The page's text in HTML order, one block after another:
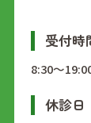
受付時
8:30～
休診日